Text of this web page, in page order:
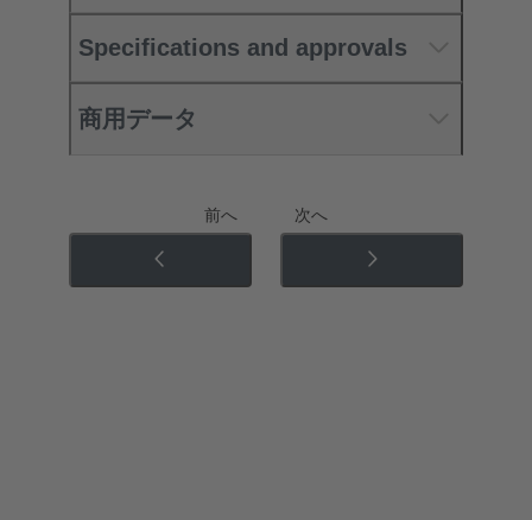
Specifications and approvals
商用データ
前へ 次へ